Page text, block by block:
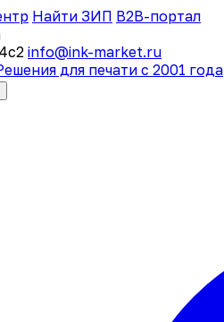
Найти ЗИП B2B-портал
info@ink-market.ru
для печати с 2001 года